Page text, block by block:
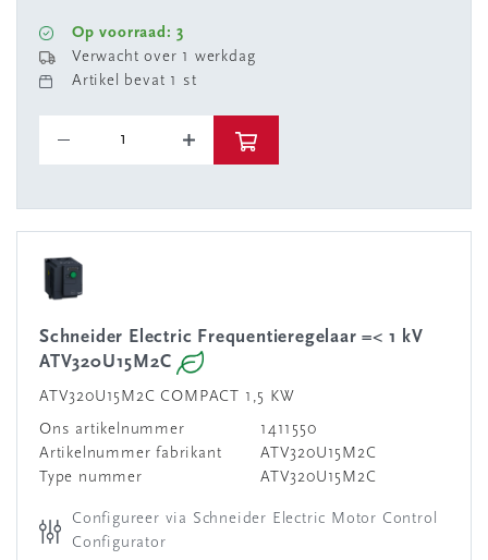
Op voorraad: 3
Verwacht over 1 werkdag
Artikel bevat 1 st
Schneider Electric Frequentieregelaar =< 1 kV
ATV320U15M2C
ATV320U15M2C COMPACT 1,5 KW
Ons artikelnummer
1411550
Artikelnummer fabrikant
ATV320U15M2C
Type nummer
ATV320U15M2C
Configureer via Schneider Electric Motor Control
Configurator